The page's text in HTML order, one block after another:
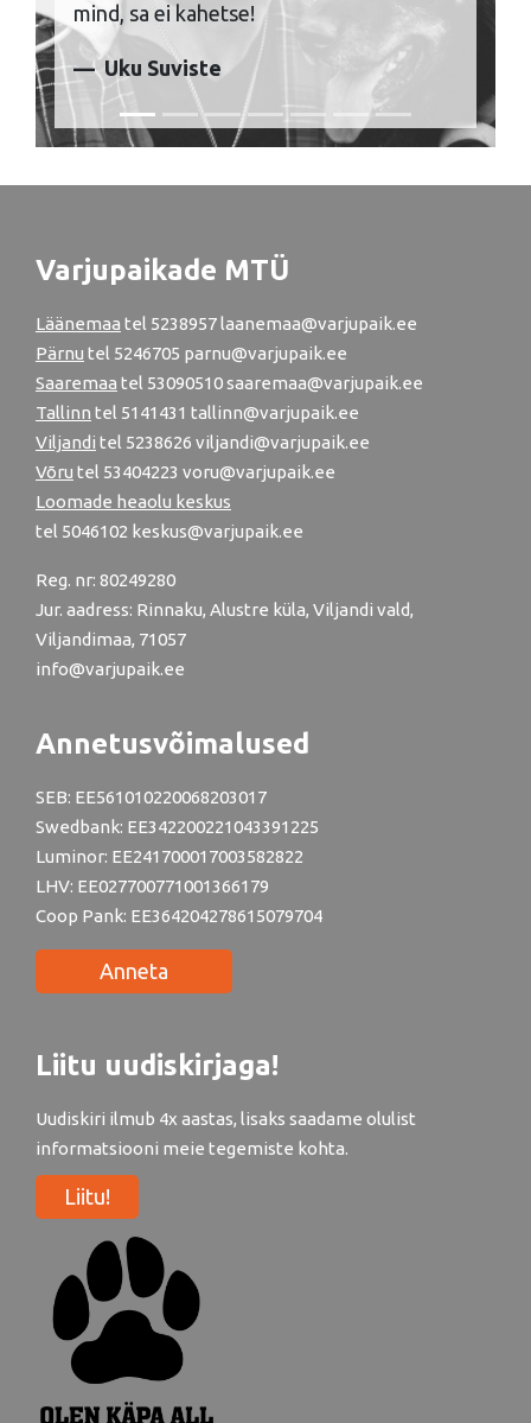
mind, sa ei kahetse!
Uku Suviste
Varjupaikade MTÜ
Läänemaa tel 5238957 laanemaa@varjupaik.ee
Pärnu tel 5246705 parnu@varjupaik.ee
Saaremaa tel 53090510 saaremaa@varjupaik.ee
Tallinn tel 5141431 tallinn@varjupaik.ee
Viljandi tel 5238626 viljandi@varjupaik.ee
Võru tel 53404223 voru@varjupaik.ee
Loomade heaolu keskus
tel 5046102 keskus@varjupaik.ee
Reg. nr: 80249280
Jur. aadress: Rinnaku, Alustre küla, Viljandi vald,
Viljandimaa, 71057
info@varjupaik.ee
Annetusvõimalused
SEB: EE561010220068203017
Swedbank: EE342200221043391225
Luminor: EE241700017003582822
LHV: EE027700771001366179
Coop Pank: EE364204278615079704
Anneta
Liitu uudiskirjaga!
Uudiskiri ilmub 4x aastas, lisaks saadame olulist
informatsiooni meie tegemiste kohta.
Liitu!